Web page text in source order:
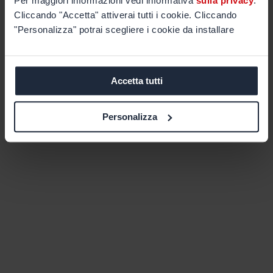
Cliccando "Accetta" attiverai tutti i cookie. Cliccando
"Personalizza" potrai scegliere i cookie da installare
Accetta tutti
Personalizza